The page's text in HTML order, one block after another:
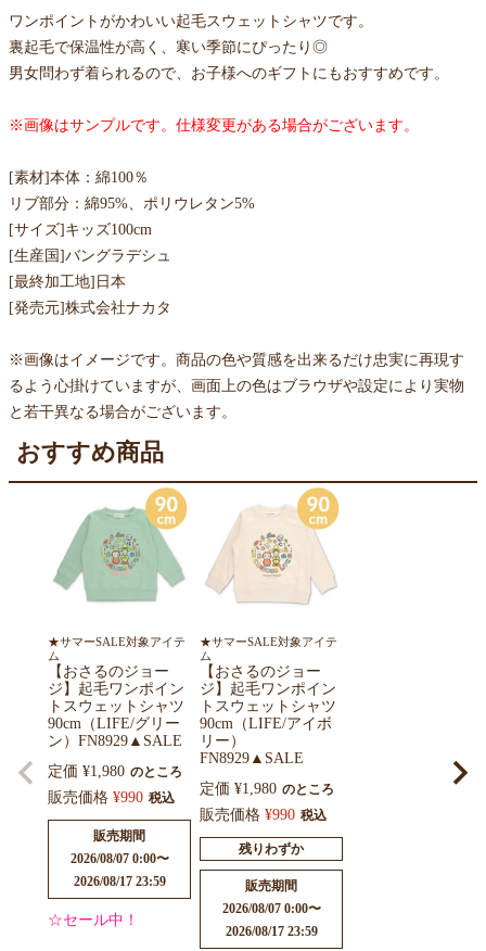
ワンポイントがかわいい起毛スウェットシャツです。
裏起毛で保温性が高く、寒い季節にぴったり◎
男女問わず着られるので、お子様へのギフトにもおすすめです。
※画像はサンプルです。仕様変更がある場合がございます。
[素材]本体：綿100％
リブ部分：綿95%、ポリウレタン5%
[サイズ]キッズ100cm
[生産国]バングラデシュ
[最終加工地]日本
[発売元]株式会社ナカタ
※画像はイメージです。商品の色や質感を出来るだけ忠実に再現す
るよう心掛けていますが、画面上の色はブラウザや設定により実物
と若干異なる場合がございます。
おすすめ商品
★サマーSALE対象アイテ
ム
【おさるのジョー
ジ】起毛ワンポイン
トスウェットシャツ
90cm（LIFE/グリー
ン）FN8929▲SALE
定価 ¥1,980 のところ
販売価格 ¥990 税込
販売期間
2026/08/07 0:00〜
2026/08/17 23:59
☆セール中！
★サマーSALE対象アイテ
ム
【おさるのジョー
ジ】起毛ワンポイン
トスウェットシャツ
90cm（LIFE/アイボ
リー）
FN8929▲SALE
定価 ¥1,980 のところ
販売価格 ¥990 税込
残りわずか
販売期間
2026/08/07 0:00〜
2026/08/17 23:59